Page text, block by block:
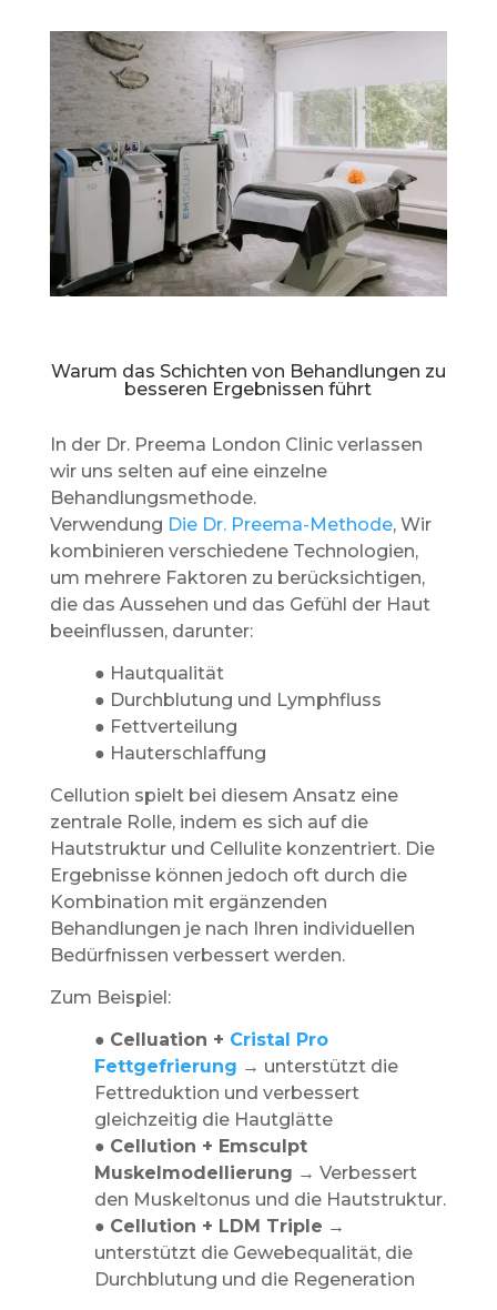
Warum das Schichten von Behandlungen zu
besseren Ergebnissen führt
In der Dr. Preema London Clinic verlassen
wir uns selten auf eine einzelne
Behandlungsmethode.
Verwendung Die Dr. Preema-Methode, Wir
kombinieren verschiedene Technologien,
um mehrere Faktoren zu berücksichtigen,
die das Aussehen und das Gefühl der Haut
beeinflussen, darunter:
● Hautqualität
● Durchblutung und Lymphfluss
● Fettverteilung
● Hauterschlaffung
Cellution spielt bei diesem Ansatz eine
zentrale Rolle, indem es sich auf die
Hautstruktur und Cellulite konzentriert. Die
Ergebnisse können jedoch oft durch die
Kombination mit ergänzenden
Behandlungen je nach Ihren individuellen
Bedürfnissen verbessert werden.
Zum Beispiel:
● Celluation + Cristal Pro
Fettgefrierung → unterstützt die
Fettreduktion und verbessert
gleichzeitig die Hautglätte
● Cellution + Emsculpt
Muskelmodellierung → Verbessert
den Muskeltonus und die Hautstruktur.
● Cellution + LDM Triple →
unterstützt die Gewebequalität, die
Durchblutung und die Regeneration